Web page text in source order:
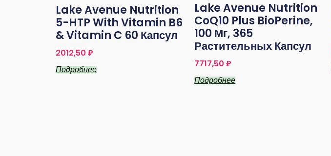
Lake Avenue Nutrition
5-HTP With Vitamin B6
& Vitamin C 60 Капсул
2012,50₽
Подробнее
Lake Avenue Nutrition
CoQ10 Plus BioPerine,
100 Мг, 365
Растительных Капсул
7717,50₽
Подробнее